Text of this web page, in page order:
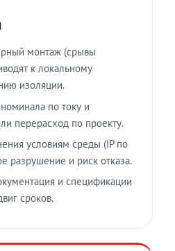
монтаж (срывы
к локальному
изоляции.
по току и
перерасход по проекту.
условиям среды (IP по
разрушение и риск отказа.
и спецификации
сроков.